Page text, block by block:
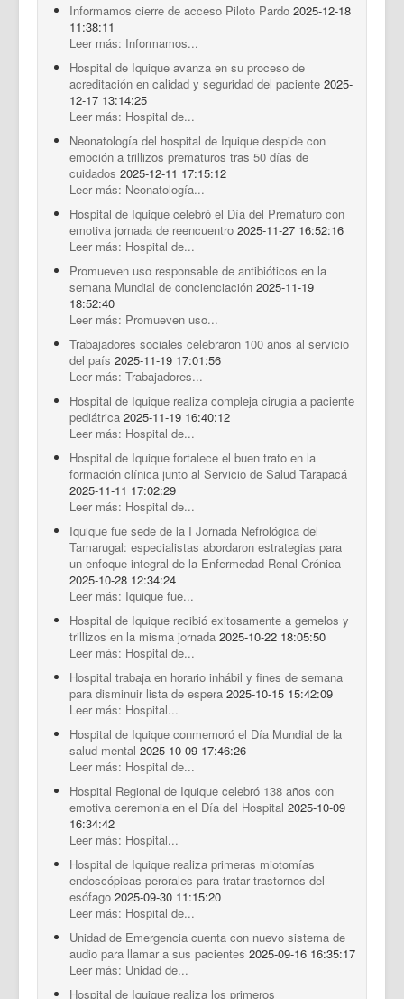
Informamos cierre de acceso Piloto Pardo 2025-12-18
11:38:11
Leer más: Informamos...
Hospital de Iquique avanza en su proceso de
acreditación en calidad y seguridad del paciente 2025-
12-17 13:14:25
Leer más: Hospital de...
Neonatología del hospital de Iquique despide con
emoción a trillizos prematuros tras 50 días de
cuidados 2025-12-11 17:15:12
Leer más: Neonatología...
Hospital de Iquique celebró el Día del Prematuro con
emotiva jornada de reencuentro 2025-11-27 16:52:16
Leer más: Hospital de...
Promueven uso responsable de antibióticos en la
semana Mundial de concienciación 2025-11-19
18:52:40
Leer más: Promueven uso...
Trabajadores sociales celebraron 100 años al servicio
del país 2025-11-19 17:01:56
Leer más: Trabajadores...
Hospital de Iquique realiza compleja cirugía a paciente
pediátrica 2025-11-19 16:40:12
Leer más: Hospital de...
Hospital de Iquique fortalece el buen trato en la
formación clínica junto al Servicio de Salud Tarapacá
2025-11-11 17:02:29
Leer más: Hospital de...
Iquique fue sede de la I Jornada Nefrológica del
Tamarugal: especialistas abordaron estrategias para
un enfoque integral de la Enfermedad Renal Crónica
2025-10-28 12:34:24
Leer más: Iquique fue...
Hospital de Iquique recibió exitosamente a gemelos y
trillizos en la misma jornada 2025-10-22 18:05:50
Leer más: Hospital de...
Hospital trabaja en horario inhábil y fines de semana
para disminuir lista de espera 2025-10-15 15:42:09
Leer más: Hospital...
Hospital de Iquique conmemoró el Día Mundial de la
salud mental 2025-10-09 17:46:26
Leer más: Hospital de...
Hospital Regional de Iquique celebró 138 años con
emotiva ceremonia en el Día del Hospital 2025-10-09
16:34:42
Leer más: Hospital...
Hospital de Iquique realiza primeras miotomías
endoscópicas perorales para tratar trastornos del
esófago 2025-09-30 11:15:20
Leer más: Hospital de...
Unidad de Emergencia cuenta con nuevo sistema de
audio para llamar a sus pacientes 2025-09-16 16:35:17
Leer más: Unidad de...
Hospital de Iquique realiza los primeros